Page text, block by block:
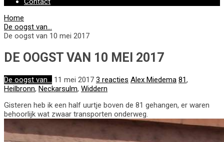
Home
De oogst van...
De oogst van 10 mei 2017
DE OOGST VAN 10 MEI 2017
De oogst van... 11 mei 2017 3 reacties Alex Miedema 81,
Heilbronn, Neckarsulm, Widdern
Gisteren heb ik een half uurtje boven de 81 gehangen, er waren
behoorlijk wat zwaar transporten onderweg.